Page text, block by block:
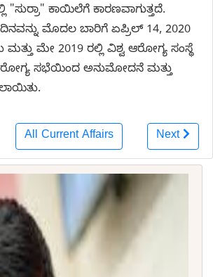
"ಸುರ್ರಾ" ಕಾಯಿಲೆಗೆ ಕಾರಣವಾಗುತ್ತದೆ.
ಮೊದಲ ಬಾರಿಗೆ ಏಪ್ರಿಲ್ 14, 2020
ಮೇ 2019 ರಲ್ಲಿ ವಿಶ್ವ ಆರೋಗ್ಯ ಸಂಸ್ಥೆ
ಸಭೆಯಿಂದ ಅನುಮೋದನೆ ಮತ್ತು
All Current Affairs Next